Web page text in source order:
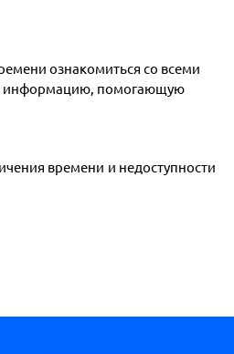
ознакомиться со всеми
информацию, помогающую
времени и недоступности